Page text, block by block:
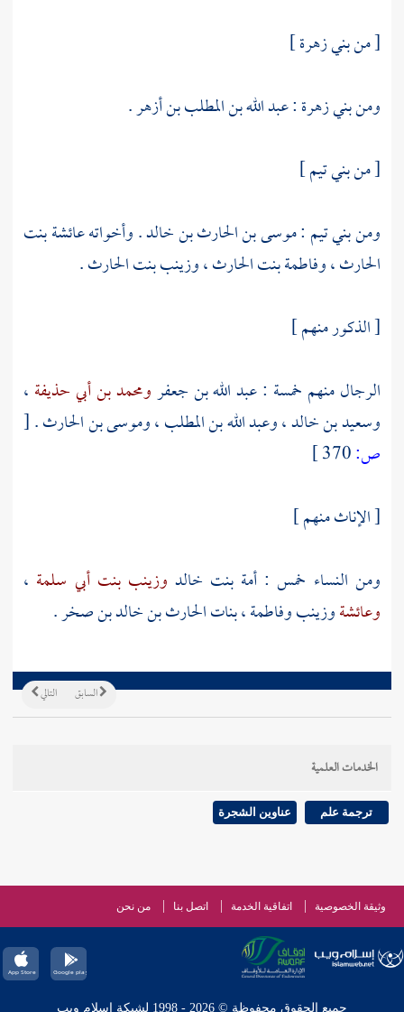
[ منبني زهرة]
ومنبني زهرة:عبد الله بن المطلب بن أزهر.
[ من بني تيم ]
ومنبني تيم :موسى بن الحارث بن خالد .وأخواتهعائشة بنت
الحارث،وفاطمة بنت الحارث،وزينب بنت الحارث .
[ الذكور منهم ]
الرجال منهم خمسة :عبد الله بن جعفرومحمد بن أبي حذيفة ،
وسعيد بن خالد،وعبد الله بن المطلب،وموسى بن الحارث.
[
ص:
[ الإناث منهم ]
ومن النساء خمس : أمة بنت خالد وزينب بنت أبي سلمة ،
وعائشةوزينبوفاطمة، بناتالحارث بن خالد بن صخر .
التالي السابق
الخدمات العلمية
ترجمة علم عناوين الشجرة
وثيقة الخصوصية اتفاقية الخدمة اتصل بنا من نحن
جميع الحقوق محفوظة © 2026 - 1998 لشبكة إسلام ويب